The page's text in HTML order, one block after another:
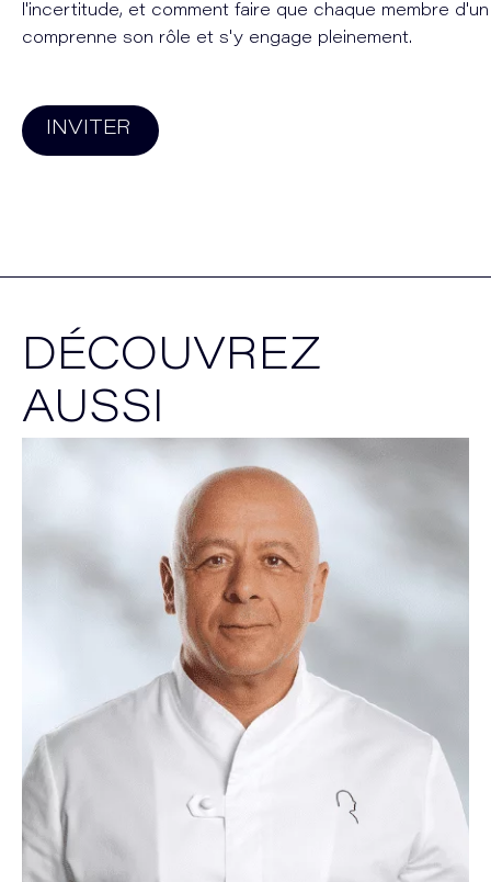
l'incertitude, et comment faire que chaque membre
comprenne son rôle et s'y engage pleinement.
INVITER
DÉCOUVREZ
AUSSI